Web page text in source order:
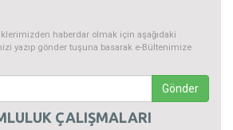
haberdar olmak için aşağıdaki
yazıp gönder tuşuna basarak e-Bültenimize
Gönder
ÇALIŞMALARI